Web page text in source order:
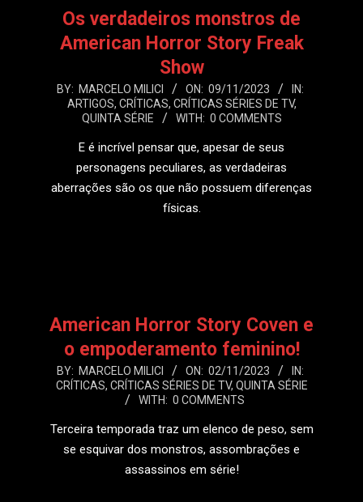
Os verdadeiros monstros de
American Horror Story Freak
Show
2023-
BY: MARCELO MILICI ON: 09/11/2023
IN:
ARTIGOS, CRÍTICAS, CRÍTICAS SÉRIES DE TV,
QUINTA SÉRIE
WITH: 0 COMMENTS
E é incrível pensar que, apesar de seus
personagens peculiares, as verdadeiras
aberrações são os que não possuem diferenças
físicas.
American Horror Story Coven e
o empoderamento feminino!
2023-
11-
BY: MARCELO MILICI ON: 02/11/2023
IN:
CRÍTICAS, CRÍTICAS SÉRIES DE TV, QUINTA SÉRIE
WITH: 0 COMMENTS
Terceira temporada traz um elenco de peso, sem
se esquivar dos monstros, assombrações e
assassinos em série!